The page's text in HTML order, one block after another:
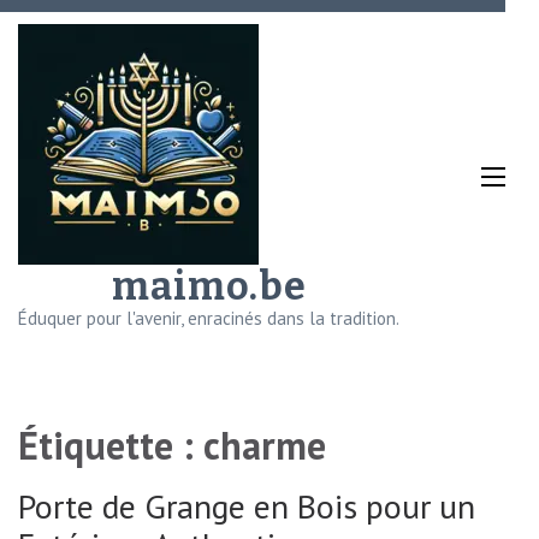
Aller
(Pressez
Entrée)
maimo.be
Éduquer pour l'avenir, enracinés dans la tradition.
Étiquette : charme
Porte de Grange en Bois pour un